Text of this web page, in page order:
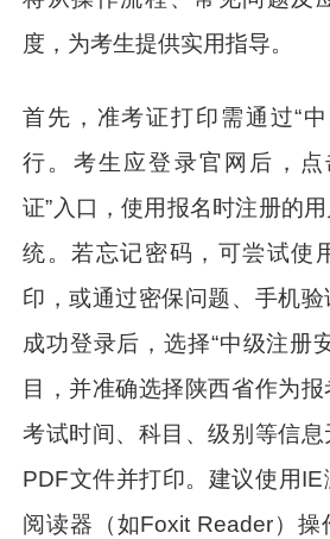
度，为考生提供实用指导。
首先，准考证打印需通过“
行。考生应登录官网后，点
证”入口，使用报名时注册的
统。若忘记密码，可尝试使
印，或通过密保问题、手机验
成功登录后，选择“中级注册
目，并准确选择陕西省作为
考试时间、科目、级别等信
PDF文件并打印。建议使用
阅读器（如Foxit Reader）操